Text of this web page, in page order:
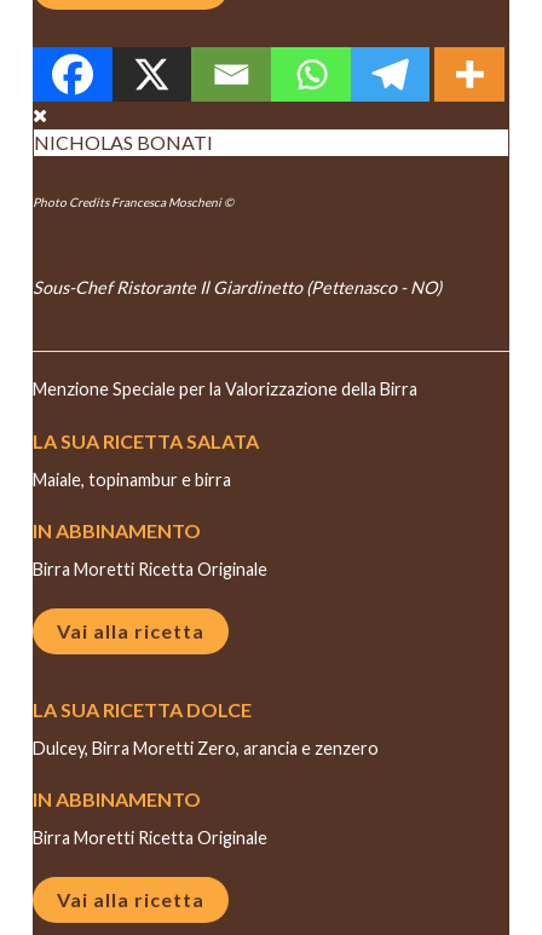
NICHOLAS BONATI
Photo Credits Francesca Moscheni ©
Sous-Chef Ristorante Il Giardinetto (Pettenasco - NO)
Menzione Speciale per la Valorizzazione della Birra
LA SUA RICETTA SALATA
Maiale, topinambur e birra
IN ABBINAMENTO
Birra Moretti Ricetta Originale
Vai alla ricetta
LA SUA RICETTA DOLCE
Dulcey, Birra Moretti Zero, arancia e zenzero
IN ABBINAMENTO
Birra Moretti Ricetta Originale
Vai alla ricetta